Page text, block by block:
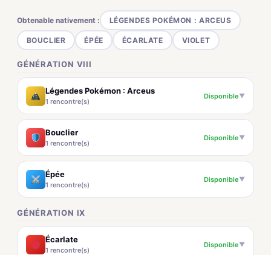
Obtenable nativement : LÉGENDES POKÉMON : ARCEUS
BOUCLIER ÉPÉE ÉCARLATE VIOLET
GÉNÉRATION VIII
Légendes Pokémon : Arceus
1 rencontre(s)
Disponible▼
Bouclier
1 rencontre(s)
Disponible▼
Épée
1 rencontre(s)
Disponible▼
GÉNÉRATION IX
Écarlate
1 rencontre(s)
Disponible▼